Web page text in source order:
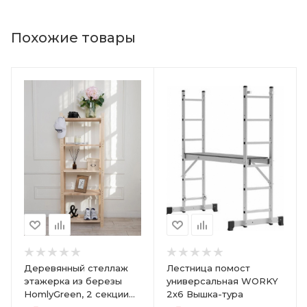
Похожие товары
Деревянный стеллаж
этажерка из березы
HomlyGreen, 2 секции
Лестница помост
универсальная WORKY
2х6 Вышка-тура